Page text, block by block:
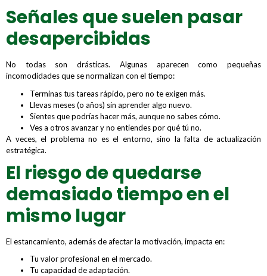
Señales que suelen pasar
desapercibidas
No todas son drásticas. Algunas aparecen como pequeñas
incomodidades que se normalizan con el tiempo:
Terminas tus tareas rápido, pero no te exigen más.
Llevas meses (o años) sin aprender algo nuevo.
Sientes que podrías hacer más, aunque no sabes cómo.
Ves a otros avanzar y no entiendes por qué tú no.
A veces, el problema no es el entorno, sino la falta de actualización
estratégica.
El riesgo de quedarse
demasiado tiempo en el
mismo lugar
El estancamiento, además de afectar la motivación, impacta en:
Tu valor profesional en el mercado.
Tu capacidad de adaptación.